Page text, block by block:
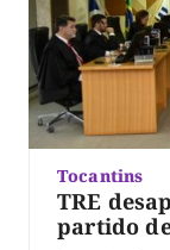
Tocantins
TRE
partido